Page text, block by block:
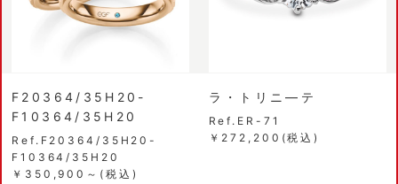
F20364/35H20-
F10364/35H20
Ref.F20364/35H20-
F10364/35H20
￥350,900～(税込)
ラ・トリニ―テ
Ref.ER-71
￥272,200(税込)